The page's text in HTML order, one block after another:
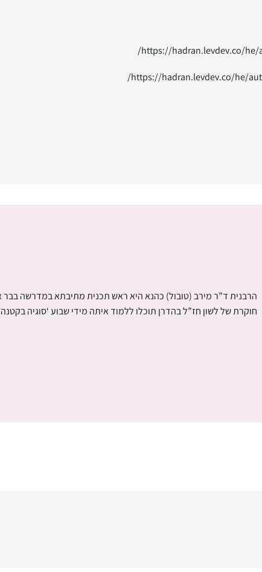
https://hadran.levdev.co/
https://hadran.levdev.co/he/
הרבנית ד”ר מירב (טובול) כהנא היא ראש תכנית מתיבתא במדרשה
חוקרת של לשון חז”ל בהדרן תוכלו ללמוד איתה מידי שבוע ‘סוגיה